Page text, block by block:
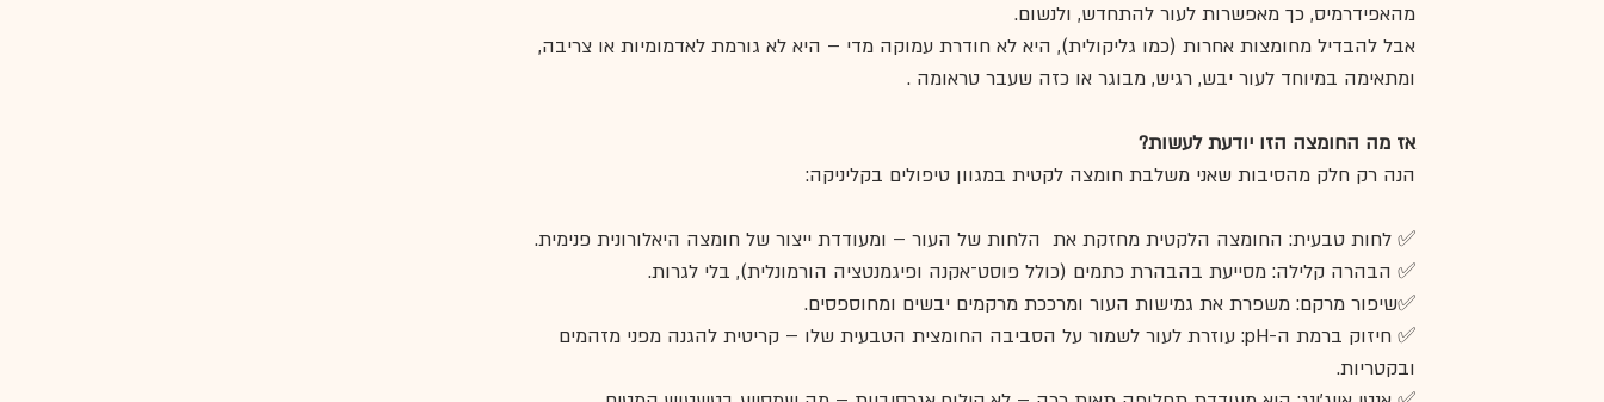
מהאפידרמיס, כך מאפשרות לעור להתחדש, ולנשום.
אבל להבדיל מחומצות אחרות (כמו גליקולית), היא לא חודרת עמוקה מדי – היא לא גורמת לאדמומיות או צריבה,
ומתאימה במיוחד לעור יבש, רגיש, מבוגר או כזה שעבר טראומה .
אז מה החומצה הזו יודעת לעשות?
הנה רק חלק מהסיבות שאני משלבת חומצה לקטית במגוון טיפולים בקליניקה:
✅ לחות טבעית: החומצה הלקטית מחזקת את  הלחות של העור – ומעודדת ייצור של חומצה היאלורונית פנימית.
✅ הבהרה קלילה: מסייעת בהבהרת כתמים (כולל פוסט־אקנה ופיגמנטציה הורמונלית), בלי לגרות.
✅שיפור מרקם: משפרת את גמישות העור ומרככת מרקמים יבשים ומחוספסים.
✅ חיזוק ברמת ה-pH: עוזרת לעור לשמור על הסביבה החומצית הטבעית שלו – קריטית להגנה מפני מזהמים
ובקטריות.